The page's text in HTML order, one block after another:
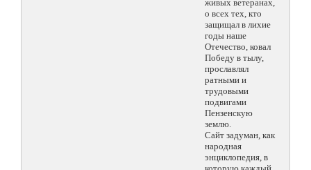
живых ветеранах,
о всех тех, кто
защищал в лихие
годы наше
Отечество, ковал
Победу в тылу,
прославлял
ратными и
трудовыми
подвигами
Пензенскую
землю.
Сайт задуман, как
народная
энциклопедия, в